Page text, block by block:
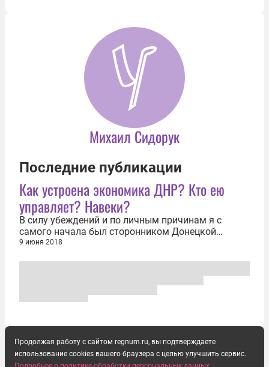
Михаил Сидорук
Последние публикации
Как устроена экономика ДНР? Кто ею
управляет? Навеки?
В силу убеждений и по личным причинам я с
самого начала был сторонником Донецкой
Народной Республики. И поэтому меня с самого
Понятно, что Россия помогает, но по сообщениям
из республики было понятно, что и собственная...
9 июня 2018
Продолжая работу с сайтом regnum.ru, вы подтверждаете
использование cookies вашего браузера с целью улучшить сервис.